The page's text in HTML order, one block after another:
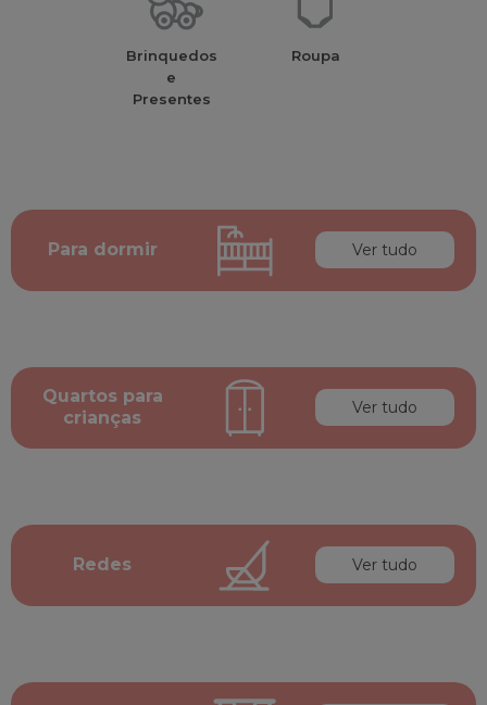
Brinquedos
e
Presentes
Roupa
Para dormir Ver tudo
Quartos para
crianças
Ver tudo
Redes Ver tudo